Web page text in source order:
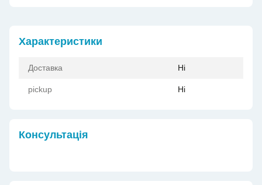
Характеристики
Доставка Ні
pickup Ні
Консультація